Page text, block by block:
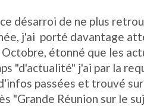
désarroi de ne plus
j'ai porté davantage
Octobre, étonné que les
"d'actualité" j'ai par la
passées et trouvé
"Grande Réunion sur le